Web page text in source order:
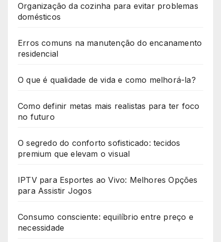
Organização da cozinha para evitar problemas
domésticos
Erros comuns na manutenção do encanamento
residencial
O que é qualidade de vida e como melhorá-la?
Como definir metas mais realistas para ter foco
no futuro
O segredo do conforto sofisticado: tecidos
premium que elevam o visual
IPTV para Esportes ao Vivo: Melhores Opções
para Assistir Jogos
Consumo consciente: equilíbrio entre preço e
necessidade